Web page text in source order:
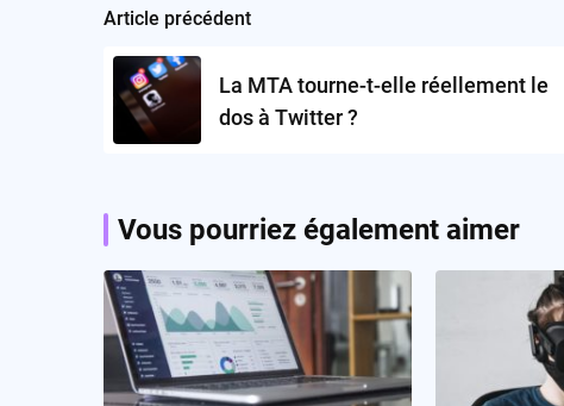
Post
navigation
Article précédent
La MTA tourne-t-elle réellement le
dos à Twitter ?
Vous pourriez également aimer